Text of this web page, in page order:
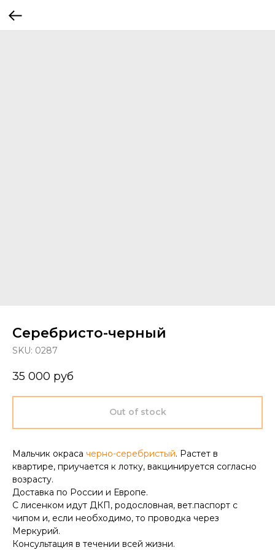
Серебристо-черный
SKU: 0287
35 000 руб
Out of stock
Мальчик окраса черно-серебристый. Растет в
квартире, приучается к лотку, вакцинируется согласно
возрасту.
Доставка по России и Европе.
С лисенком идут ДКП, родословная, вет.паспорт с
чипом и, если необходимо, то проводка через
Меркурий.
Консультация в течении всей жизни.